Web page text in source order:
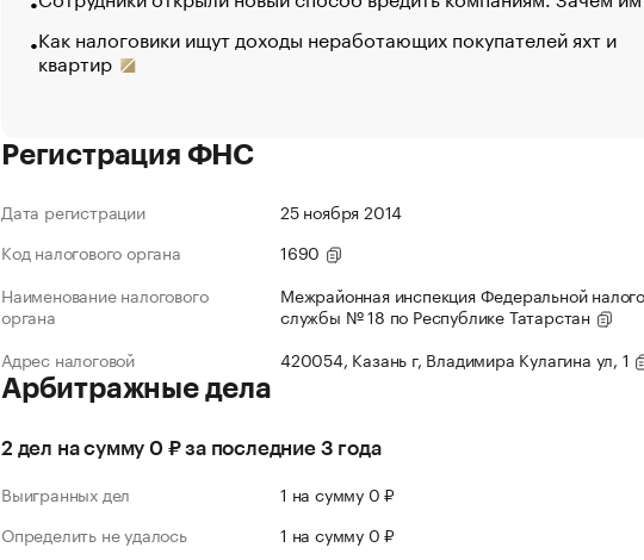
Как налоговики ищут доходы неработающих покупателей яхт и
квартир
Регистрация ФНС
Дата регистрации
25 ноября 2014
Код налогового органа
1690
Наименование налогового
органа
Межрайонная инспекция Федеральной
службы № 18 по Республике Татарстан
Адрес налоговой
420054, Казань г, Владимира Кулагина ул, 1
Арбитражные дела
2 дел на сумму 0 ₽ за последние 3 года
Выигранных дел
1 на сумму 0 ₽
Определить не удалось
1 на сумму 0 ₽